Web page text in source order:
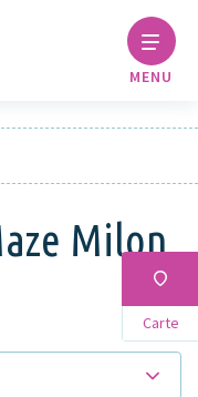
MENU
Milon
Carte